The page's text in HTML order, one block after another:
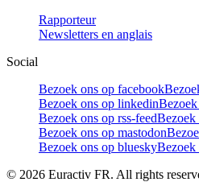
Rapporteur
Newsletters en anglais
Social
Bezoek ons op facebook
Bezoek ons op linkedin
Bezoek ons op rss-feedBezoek
Bezoek ons op mastodon
Bezoek ons op blueskyBezoek
© 2026 Euractiv FR. All rights